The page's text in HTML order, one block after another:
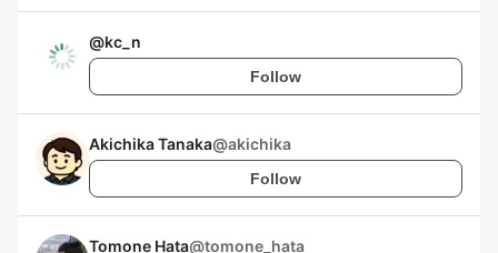
@kc_n
Follow
Akichika Tanaka@akichika
Follow
Tomone Hata@tomone_hata